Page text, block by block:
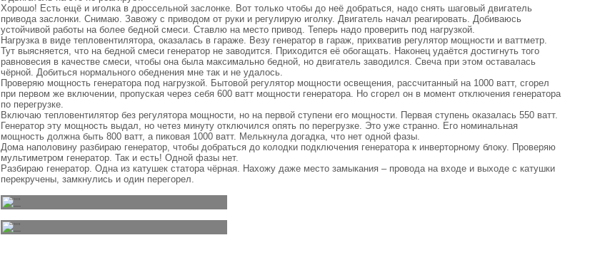
Хорошо! Есть ещё и иголка в дроссельной заслонке. Вот только чтобы до неё добраться, надо снять шаговый двигатель
привода заслонки. Снимаю. Завожу с приводом от руки и регулирую иголку. Двигатель начал реагировать. Добиваюсь
устойчивой работы на более бедной смеси. Ставлю на место привод. Теперь надо проверить под нагрузкой.
Нагрузка в виде тепловентилятора, оказалась в гараже. Везу генератор в гараж, прихватив регулятор мощности и ваттметр.
Тут выясняется, что на бедной смеси генератор не заводится. Приходится её обогащать. Наконец удаётся достигнуть того
равновесия в качестве смеси, чтобы она была максимально бедной, но двигатель заводился. Свеча при этом оставалась
чёрной. Добиться нормального обеднения мне так и не удалось.
Проверяю мощность генератора под нагрузкой. Бытовой регулятор мощности освещения, рассчитанный на 1000 ватт, сгорел
при первом же включении, пропуская через себя 600 ватт мощности генератора. Но сгорел он в момент отключения генератора
по перегрузке.
Включаю тепловентилятор без регулятора мощности, но на первой ступени его мощности. Первая ступень оказалась 550 ватт.
Генератор эту мощность выдал, но четез минуту отключился опять по перегрузке. Это уже странно. Его номинальная
мощность должна быть 800 ватт, а пиковая 1000 ватт. Мелькнула догадка, что нет одной фазы.
Дома наполовину разбираю генератор, чтобы добраться до колодки подключения генератора к инверторному блоку. Проверяю
мультиметром генератор. Так и есть! Одной фазы нет.
Разбираю генератор. Одна из катушек статора чёрная. Нахожу даже место замыкания – провода на входе и выходе с катушки
перекручены, замкнулись и один перегорел.